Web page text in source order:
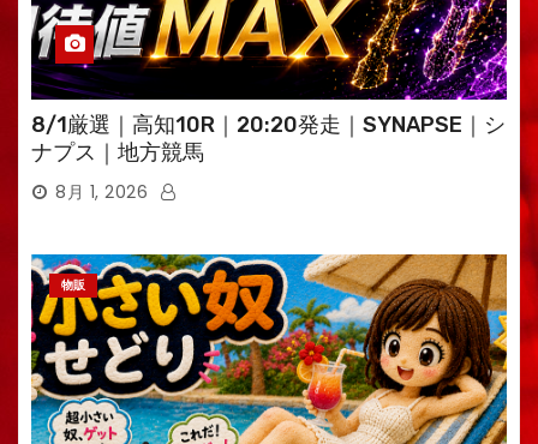
8/1厳選｜高知10R｜20:20発走｜SYNAPSE｜シ
ナプス｜地方競馬
8月 1, 2026
物販